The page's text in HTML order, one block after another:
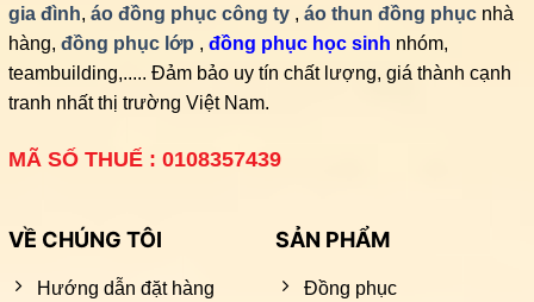
gia đình, áo đồng phục công ty, áo thun đồng phụcnhà
hàng, đồng phục lớp , đồng phục học sinh nhóm,
teambuilding,..... Đảm bảo uy tín chất lượng, giá thành cạnh
tranh nhất thị trường Việt Nam.
MÃ SỐ THUẾ : 0108357439
VỀ CHÚNG TÔI
Hướng dẫn đặt hàng
SẢN PHẨM
Đồng phục